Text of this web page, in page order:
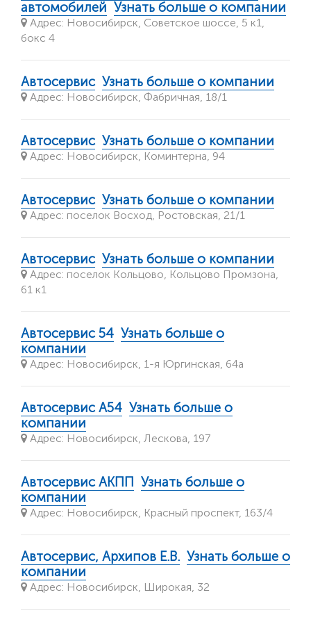
автомобилей Узнать больше о компании
Адрес: Новосибирск, Советское шоссе, 5 к1,
бокс 4
Автосервис Узнать больше о компании
Адрес: Новосибирск, Фабричная, 18/1
Автосервис Узнать больше о компании
Адрес: Новосибирск, Коминтерна, 94
Автосервис Узнать больше о компании
Адрес: поселок Восход, Ростовская, 21/1
Автосервис Узнать больше о компании
Адрес: поселок Кольцово, Кольцово Промзона,
61 к1
Автосервис 54 Узнать больше о
компании
Адрес: Новосибирск, 1-я Юргинская, 64а
Автосервис А54 Узнать больше о
компании
Адрес: Новосибирск, Лескова, 197
Автосервис АКПП Узнать больше о
компании
Адрес: Новосибирск, Красный проспект, 163/4
Автосервис, Архипов Е.В. Узнать больше о
компании
Адрес: Новосибирск, Широкая, 32